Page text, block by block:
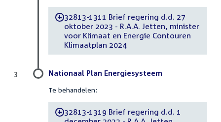
-32813-1311 Brief regering d.d. 27
oktober 2023 - R.A.A. Jetten, minister
voor Klimaat en Energie Contouren
Klimaatplan 2024
Nationaal Plan Energiesysteem
Te behandelen:
-32813-1319 Brief regering d.d. 1
3